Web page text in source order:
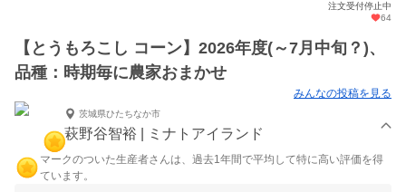
注文受付停止中
64
【とうもろこし コーン】2026年度(～7月中旬？)、
品種：時期毎に農家おまかせ
みんなの投稿を見る
茨城県ひたちなか市
萩野谷智裕 | ミナトアイランド
マークのついた生産者さんは、過去1年間で平均して特に高い評価を得
ています。